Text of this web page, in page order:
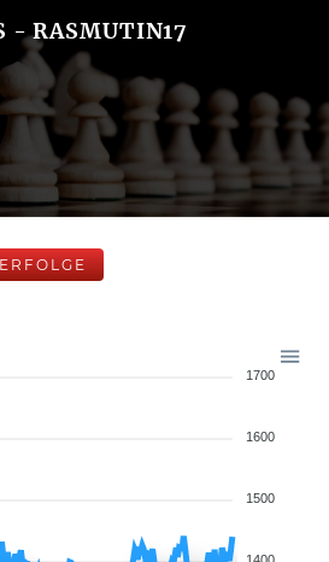
- RASMUTIN17
ERFOLGE
1700
1600
1500
1400